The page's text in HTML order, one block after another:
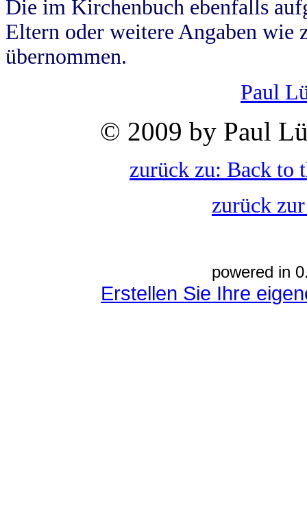
Die im Kirchenbuch ebenfalls
Eltern oder weitere Angaben wie
übernommen.
Paul
© 2009 by Paul
zurück zu: Back to
zurück
powered in
Erstellen Sie Ihre